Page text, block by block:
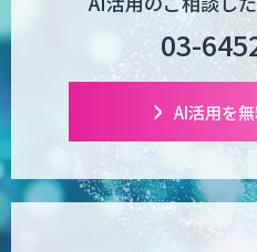
AI Worker
03-
AI活用を